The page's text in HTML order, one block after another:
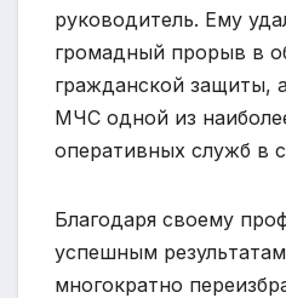
руководитель. Ему
громадный прорыв в
гражданской защиты,
МЧС одной из
оперативных служб в
Благодаря своему
успешным
многократно